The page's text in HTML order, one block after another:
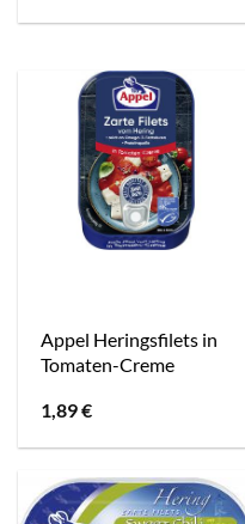
Appel Heringsfilets in
Tomaten-Creme
1,89€